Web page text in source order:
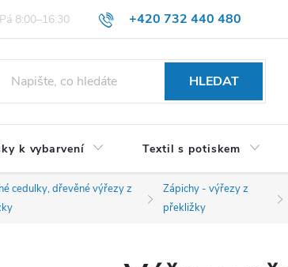
+420 732 440 480
pro spotřebitele VŠEOBECNÉ OBCHODNÍ PODMÍNKY
HLEDAT
k vybarvení Textil s potiskem
cedulky, dřevěné výřezy z
Zápichy - výřezy z
překližky